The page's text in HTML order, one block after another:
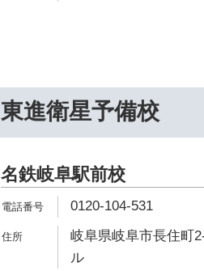
東進衛星予備校
名鉄岐阜駅前校
0120-104-531
岐阜県岐阜市長住町
ル